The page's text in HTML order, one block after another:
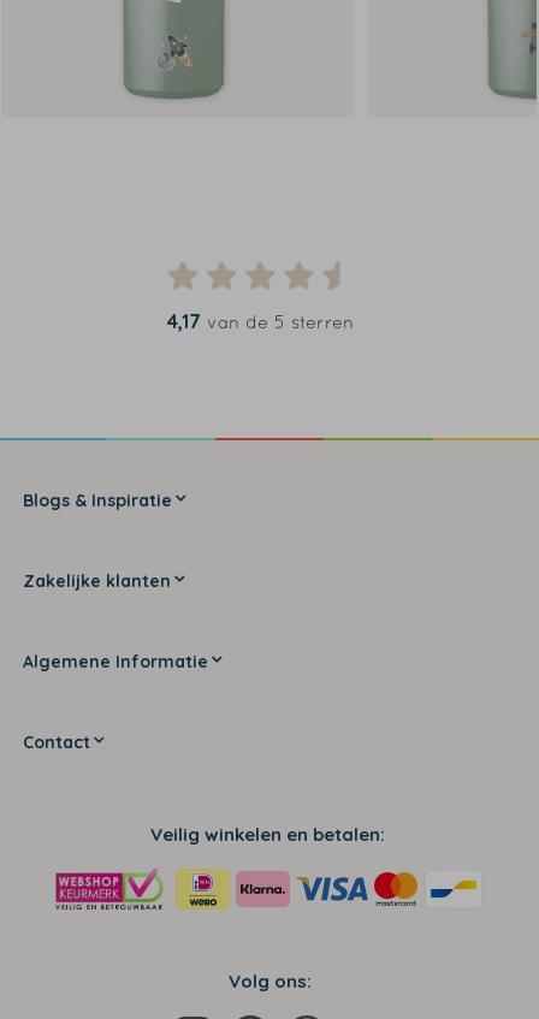
4,17 van de 5 sterren
Blogs & Inspiratie
Zakelijke klanten
Algemene Informatie
Contact
Veilig winkelen en betalen:
Volg ons: